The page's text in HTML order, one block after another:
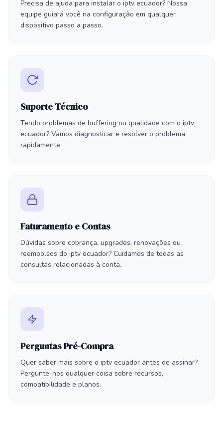
Precisa de ajuda para instalar o iptv ecuador? Nossa
equipe guiará você na configuração em qualquer
dispositivo passo a passo.
Suporte Técnico
Tendo problemas de buffering ou qualidade com o iptv
ecuador? Vamos diagnosticar e resolver o problema
rapidamente.
Faturamento e Contas
Dúvidas sobre cobrança, upgrades, renovações ou
reembolsos do iptv ecuador? Cuidamos de todas as
consultas relacionadas à conta.
Perguntas Pré-Compra
Quer saber mais sobre o iptv ecuador antes de assinar?
Pergunte-nos qualquer coisa sobre recursos,
compatibilidade e planos.